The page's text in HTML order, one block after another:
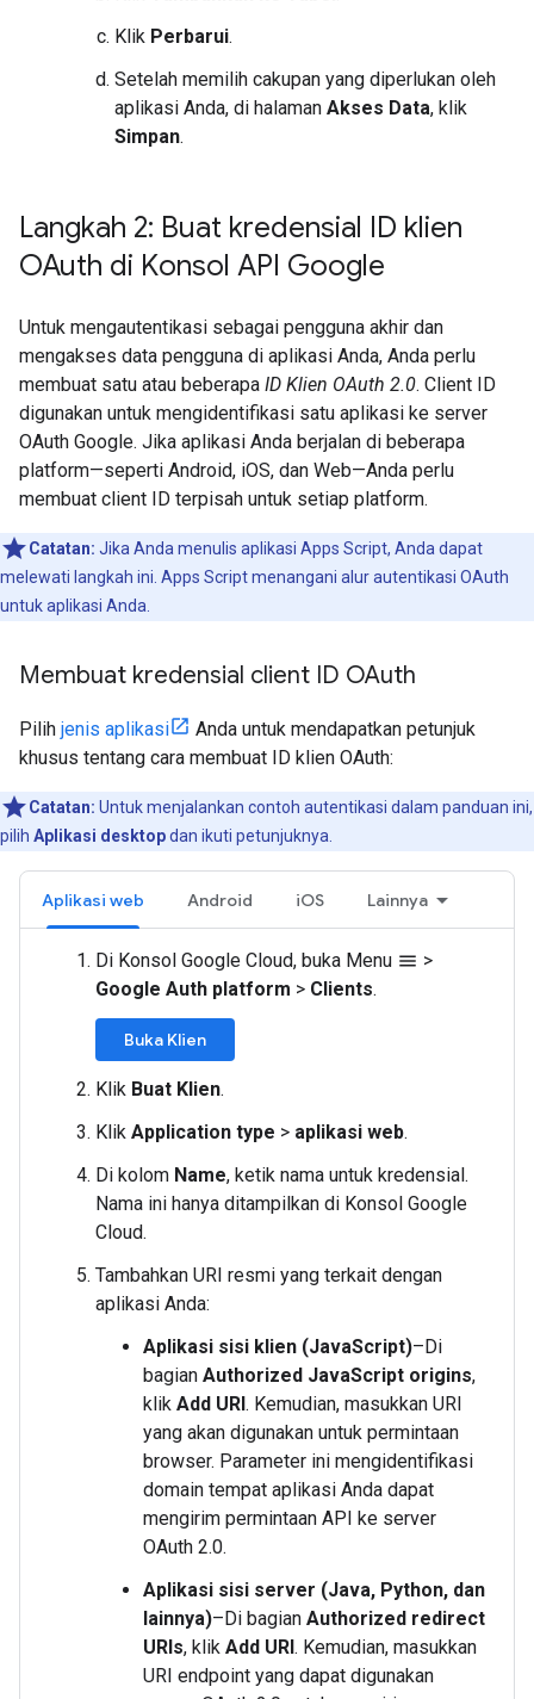
Klik Perbarui.
Setelah memilih cakupan yang diperlukan oleh
aplikasi Anda, di halaman Akses Data, klik
Simpan.
Langkah 2: Buat kredensial ID klien
OAuth di Konsol API Google
Untuk mengautentikasi sebagai pengguna akhir dan
mengakses data pengguna di aplikasi Anda, Anda perlu
membuat satu atau beberapa ID Klien OAuth 2.0. Client ID
digunakan untuk mengidentifikasi satu aplikasi ke server
OAuth Google. Jika aplikasi Anda berjalan di beberapa
platform—seperti Android, iOS, dan Web—Anda perlu
membuat client ID terpisah untuk setiap platform.
Catatan: Jika Anda menulis aplikasi Apps Script, Anda dapat
melewati langkah ini. Apps Script menangani alur autentikasi OAuth
untuk aplikasi Anda.
Membuat kredensial client ID OAuth
Pilih jenis aplikasi
Anda untuk mendapatkan petunjuk
khusus tentang cara membuat ID klien OAuth:
Catatan: Untuk menjalankan contoh autentikasi dalam panduan ini,
pilih Aplikasi desktopdan ikuti petunjuknya.
Aplikasi web Android iOS Lainnya
Di Konsol Google Cloud, buka Menu menu >
Google Auth platform > Clients.
Buka Klien
Klik Buat Klien.
Klik Application type > aplikasi web.
Di kolom Name, ketik nama untuk kredensial.
Nama ini hanya ditampilkan di Konsol Google
Cloud.
Tambahkan URI resmi yang terkait dengan
aplikasi Anda:
Aplikasi sisi klien (JavaScript)–Di
bagian Authorized JavaScript origins,
klik Add URI. Kemudian, masukkan URI
yang akan digunakan untuk permintaan
browser. Parameter ini mengidentifikasi
domain tempat aplikasi Anda dapat
mengirim permintaan API ke server
OAuth 2.0.
Aplikasi sisi server (Java, Python, dan
lainnya)–Di bagian Authorized redirect
URIs, klik Add URI. Kemudian, masukkan
URI endpoint yang dapat digunakan